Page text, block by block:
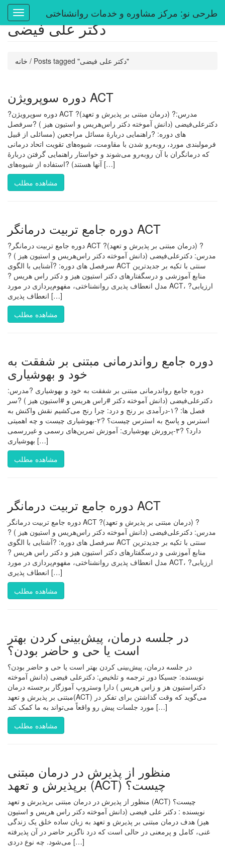
طرحی نو: مرکز مشاوره و خدمات روانشناختی
دکتر علی فیضی
خانه / Posts tagged "دکتر علی فیضی"
دوره سوپرویژن ACT
?دوره سوپرویژن ACT ?(درمان مبتنی بر پذیرش و تعهد) ?مدرس:
دکترعلی‌فیضی (دانش آموخته دکتر راس‌هریس و استیون هیز ) ?سرفصل
های دوره: ?راهنمایی دربارۀ مسائل مراجعین (مسائلی از قبیل
فرمولبندی مورد، روبه‌رو شدن با مقاومت، شیوه‌های تقویت اتحاد درمانی
که درمانگران با آن روبه‌رو می‌شوند و خواستار راهنمایی گرفتن دربارۀ
آنها هستند) ?استفاده از شیوه‌های […]
مشاهده مطلب
دوره جامع تربیت درمانگر ACT
?دوره جامع تربیت درمانگر ACT ?(درمان مبتنی بر پذیرش و تعهد) ?
مدرس: دکترعلی‌فیضی (دانش آموخته دکتر راس‌هریس و استیون هیز ) ?
سرفصل های دوره: ?آشنایی با الگوی ACT سنتی با تکیه بر جدیدترین
منابع آموزشی و درسگفتارهای دکتر استیون هیز و دکتر راس هریس ?
مدل انعطاف پذیری روانشناختی، مفهوم‌پردازی در مورد ACT، ?ارزیابی
انعطاف پذیری […]
مشاهده مطلب
دوره جامع رواندرمانی مبتنی بر شفقت به‌
خود و بهوشیاری
دوره جامع رواندرمانی مبتنی بر شفقت به‌ خود و بهوشیاری ?مدرس:
دکترعلی‌فیضی (دانش آموخته دکتر #راس هریس و #استیون هیز ) ?سر
فصل ها: ?۱-درآمدی بر رنج و درد: چرا رنج می‌کشیم نقش واکنش به
استرس و پاسخ به استرس چیست؟ ?۲-بهوشیاری چیست و چه اهمیتی
دارد؟ ?۳-پرورش بهوشیاری: آموزش تمرین‌های رسمی و غیررسمی
بهوشیاری […]
مشاهده مطلب
دوره جامع تربیت درمانگر ACT
دوره جامع تربیت درمانگر ACT ?(درمان مبتنی بر پذیرش و تعهد) ?
مدرس: دکترعلی‌فیضی (دانش آموخته دکتر راس‌هریس و استیون هیز ) ?
سرفصل های دوره: ?آشنایی با الگوی ACT سنتی با تکیه بر جدیدترین
منابع آموزشی و درسگفتارهای دکتر استیون هیز و دکتر راس هریس ?
مدل انعطاف پذیری روانشناختی، مفهوم‌پردازی در مورد ACT، ?ارزیابی
انعطاف پذیری […]
مشاهده مطلب
در جلسه درمان، پیش‌بینی کردن بهتر
است یا حی و حاضر بودن؟
در جلسه درمان، پیش‌بینی کردن بهتر است یا حی و حاضر بودن؟
نویسنده: جسیکا دور ترجمه و تلخیص: دکترعلی فیضی (دانش آموخته
دکتراستیون هز و زاس هریس ) دارا وستروپ آموزگار برجسته درمان
مبتنی بر پذیرش و تعهد(ACT) می‌گوید که وقت گذاشتن برای تفکر در
مورد جلسات پیش ‌رو واقعاً می‌تواند به ما کمک کند […]
مشاهده مطلب
منظور از پذیرش در درمان مبتنی
برپذیرش و تعهد (ACT) چیست؟
منظور از پذیرش در درمان مبتنی برپذیرش و تعهد (ACT) چیست؟
نویسنده : دکتر علی فیضی (دانش آموخته دکتر راس هریس و استیون
هیز) هدف درمان مبتنی بر پذیرش و تعهد به زبان ساده خلق یک زندگی
غنی، کامل و پرمعنی در حالی است که درد ناگزیر حاضر در آن پذیرفته
می‌شود. چه نوع دردی […]